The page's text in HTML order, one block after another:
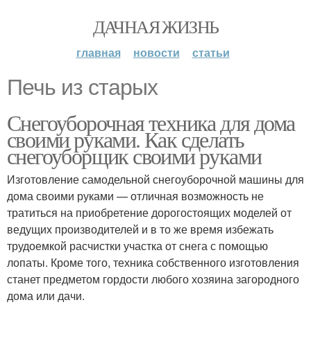
ДАЧНАЯ ЖИЗНЬ
главная новости статьи
Печь из старых
Снегоуборочная техника для дома
своими руками. Как сделать
снегоуборщик своими руками
Изготовление самодельной снегоуборочной машины для
дома своими руками — отличная возможность не
тратиться на приобретение дорогостоящих моделей от
ведущих производителей и в то же время избежать
трудоемкой расчистки участка от снега с помощью
лопаты. Кроме того, техника собственного изготовления
станет предметом гордости любого хозяина загородного
дома или дачи.